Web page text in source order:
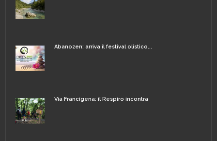
Abanozen: arriva il festival olistico...
Via Francigena: il Respiro incontra